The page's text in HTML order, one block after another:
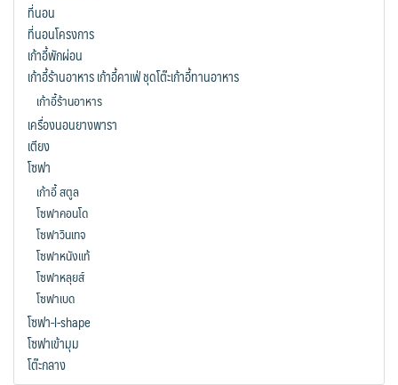
ที่นอน
ที่นอนโครงการ
เก้าอี้พักผ่อน
เก้าอี้ร้านอาหาร เก้าอี้คาเฟ่ ชุดโต๊ะเก้าอี้ทานอาหาร
เก้าอี้ร้านอาหาร
เครื่องนอนยางพารา
เตียง
โซฟา
เก้าอี้ สตูล
โซฟาคอนโด
โซฟาวินเทจ
โซฟาหนังแท้
โซฟาหลุยส์
โซฟาเบด
โซฟา-l-shape
โซฟาเข้ามุม
โต๊ะกลาง